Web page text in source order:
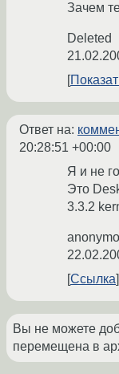
Зачем
Deleted
Ответ на:
20:28:51 +00:00
Я и не
Это
3.3.2
Ссылка
Вы не можете
перемещена в